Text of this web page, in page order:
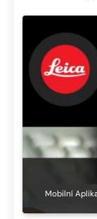
Mobilní